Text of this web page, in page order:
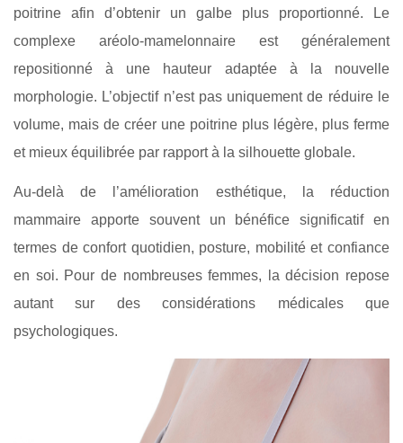
poitrine afin d’obtenir un galbe plus proportionné. Le
complexe aréolo-mamelonnaire est généralement
repositionné à une hauteur adaptée à la nouvelle
morphologie. L’objectif n’est pas uniquement de réduire le
volume, mais de créer une poitrine plus légère, plus ferme
et mieux équilibrée par rapport à la silhouette globale.
Au-delà de l’amélioration esthétique, la réduction
mammaire apporte souvent un bénéfice significatif en
termes de confort quotidien, posture, mobilité et confiance
en soi. Pour de nombreuses femmes, la décision repose
autant sur des considérations médicales que
psychologiques.